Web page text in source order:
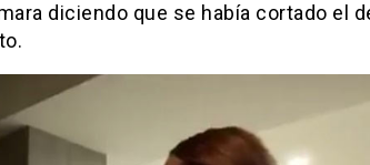
diciendo que se había cortado el